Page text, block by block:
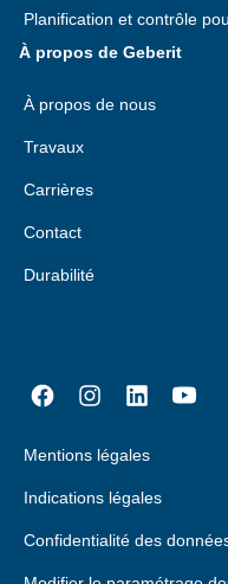
Planification et contrôle
À propos de Geberit
À propos de nous
Travaux
Carrières
Contact
Durabilité
Mentions légales
Indications légales
Confidentialité des